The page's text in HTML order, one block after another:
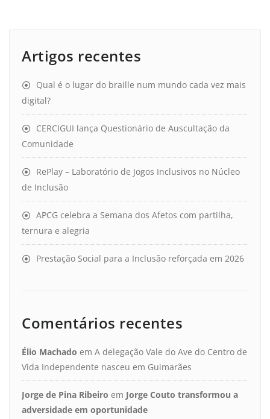
Artigos recentes
Qual é o lugar do braille num mundo cada vez mais
digital?
CERCIGUI lança Questionário de Auscultação da
Comunidade
RePlay – Laboratório de Jogos Inclusivos no Núcleo
de Inclusão
APCG celebra a Semana dos Afetos com partilha,
ternura e alegria
Prestação Social para a Inclusão reforçada em 2026
Comentários recentes
Élio Machado em A delegação Vale do Ave do Centro de
Vida Independente nasceu em Guimarães
Jorge de Pina Ribeiro em Jorge Couto transformou a
adversidade em oportunidade